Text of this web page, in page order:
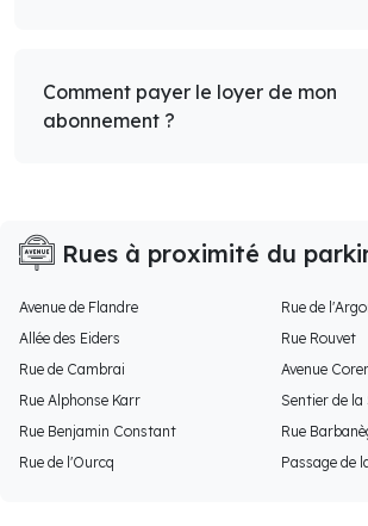
Comment payer le loyer de mon
abonnement ?
Rues à proximité du
Avenue de Flandre
Rue de
Allée des Eiders
Rue Rouvet
Rue de Cambrai
Avenue
Rue Alphonse Karr
Sentier de
Rue Benjamin Constant
Rue
Rue de l'Ourcq
Passage de